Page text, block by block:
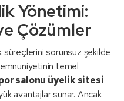
Yönetimi:
Çözümler
sorunsuz şekilde
temel
salonu üyelik sitesi
avantajlar sunar. Ancak